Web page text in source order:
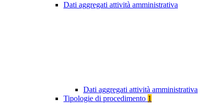
Dati aggregati attività amministrativa
Dati aggregati attività amministrativa
Tipologie di procedimento 1